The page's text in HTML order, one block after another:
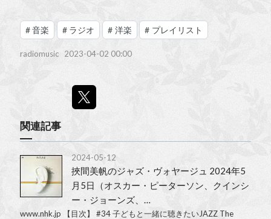
# 音楽 # ラジオ # 洋楽 # プレイリスト
radiomusic 2023-04-02 00:00
関連記事
2024-05-12
挾間美帆のジャズ・ヴォヤージュ 2024年5
月5日（オスカー・ピーターソン、クインシ
ー・ジョーンズ、…
www.nhk.jp 【目次】 #34 子どもと一緒に聴きたいJAZZ The